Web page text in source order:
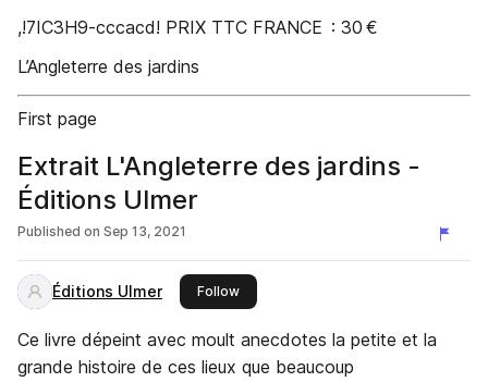
,!7IC3H9-cccacd! PRIX TTC FRANCE : 30 €
L’Angleterre des jardins
First page
Extrait L'Angleterre des jardins -
Éditions Ulmer
Published on Sep 13, 2021
Éditions Ulmer Followthis publisher
Ce livre dépeint avec moult anecdotes la petite et la
grande histoire de ces lieux que beaucoup